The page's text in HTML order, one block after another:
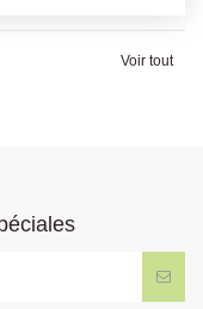
Voir tout